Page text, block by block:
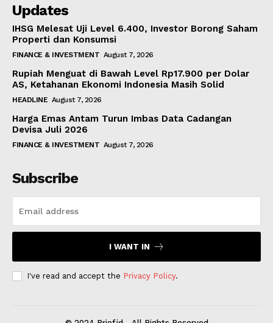
Updates
IHSG Melesat Uji Level 6.400, Investor Borong Saham
Properti dan Konsumsi
FINANCE & INVESTMENT August 7, 2026
Rupiah Menguat di Bawah Level Rp17.900 per Dolar
AS, Ketahanan Ekonomi Indonesia Masih Solid
HEADLINE August 7, 2026
Harga Emas Antam Turun Imbas Data Cadangan
Devisa Juli 2026
FINANCE & INVESTMENT August 7, 2026
Subscribe
I WANT IN
I've read and accept the Privacy Policy.